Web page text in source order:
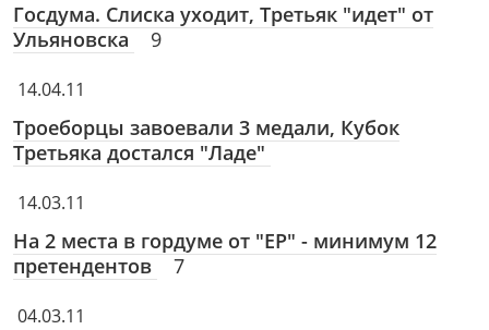
Госдума. Слиска уходит, Третьяк "идет" от
Ульяновска
9
14.04.11
Троеборцы завоевали 3 медали, Кубок
Третьяка достался "Ладе"
14.03.11
На 2 места в гордуме от "ЕР" - минимум 12
претендентов
7
04.03.11